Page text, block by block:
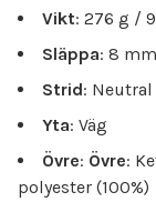
Vikt: 276 g /
Släppa: 8 mm
Strid: Neutral
Yta: Väg
Övre: Övre:
polyester (100%)